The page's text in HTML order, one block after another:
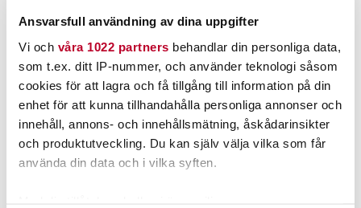
Ansvarsfull användning av dina uppgifter
Vi och våra 1022 partners behandlar din personliga data,
som t.ex. ditt IP-nummer, och använder teknologi såsom
cookies för att lagra och få tillgång till information på din
enhet för att kunna tillhandahålla personliga annonser och
innehåll, annons- och innehållsmätning, åskådarinsikter
och produktutveckling. Du kan själv välja vilka som får
använda din data och i vilka syften.
WIGGLER
Bottensänke Päron fp
Nuvarande pris:
25,00 krTidigare pris:
29,00 kr
25,00 kr
29,00 kr
FINNS I LAGER.
LÄS MER
ABU GARCIA
Abu Konvoj K/Red-
S/Green.
Nuvarande pris
89,00 krTidigare pris:
119,00 kr
89,00 kr
119,00 kr
FLER ÄN 6 ST KVAR
LÄGG I VARUKORGEN